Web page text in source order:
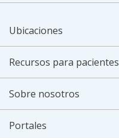
Ubicaciones
Recursos para pacientes
Sobre nosotros
Portales